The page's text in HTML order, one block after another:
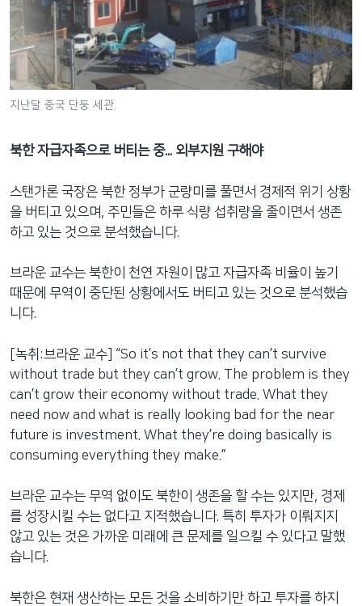
지난달 중국 단둥 세관.
북한 자급자족으로 버티는 중... 외부지원 구해야
스탠가론 국장은 북한 정부가 군량미를 풀면서 경제적 위기 상황
을 버티고 있으며, 주민들은 하루 식량 섭취량을 줄이면서 생존
하고 있는 것으로 분석했습니다.
브라운 교수는 북한이 천연 자원이 많고 자급자족 비율이 높기
때문에 무역이 중단된 상황에서도 버티고 있는 것으로 분석했습
니다.
[녹취:브라운 교수] “So it’s not that they can’t survive
without trade but they can’t grow. The problem is they
can’t grow their economy without trade. What they
need now and what is really looking bad for the near
future is investment. What they’re doing basically is
consuming everything they make.”
브라운 교수는 무역 없이도 북한이 생존을 할 수는 있지만, 경제
를 성장시킬 수는 없다고 지적했습니다. 특히 투자가 이뤄지지
않고 있는 것은 가까운 미래에 큰 문제를 일으킬 수 있다고 말했
습니다.
북한은 현재 생산하는 모든 것을 소비하기만 하고 투자를 하지